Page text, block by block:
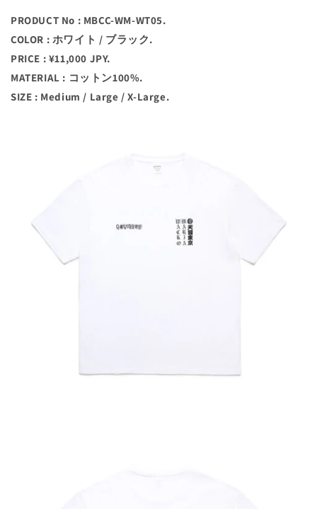
PRODUCT No : MBCC-WM-WT05.
COLOR : ホワイト / ブラック.
PRICE : ¥11,000 JPY.
MATERIAL : コットン100%.
SIZE : Medium / Large / X-Large.